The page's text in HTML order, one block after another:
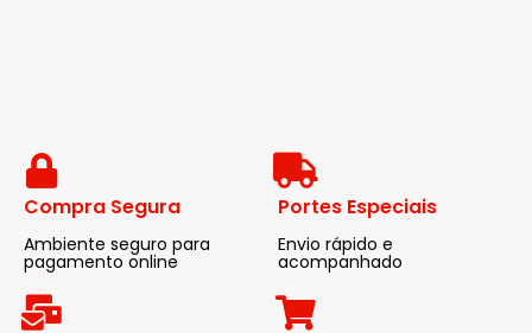
Compra Segura
Ambiente seguro para
pagamento online
Portes Especiais
Envio rápido e
acompanhado